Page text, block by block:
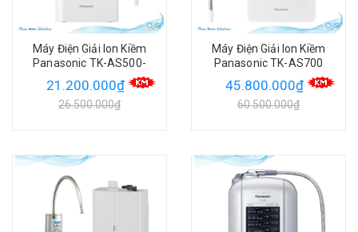
Máy Điện Giải Ion Kiềm
Panasonic TK-AS500-
21.200.000₫
26.500.000₫
Máy Điện Giải Ion Kiềm
Panasonic TK-AS700
45.800.000₫
60.500.000₫